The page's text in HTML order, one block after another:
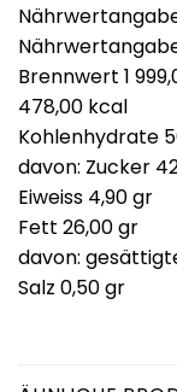
Brennwert 1
478,00 kcal
Kohlenhydrate
davon: Zucker
Eiweiss 4,90 gr
Fett 26,00 gr
davon:
Salz 0,50 gr